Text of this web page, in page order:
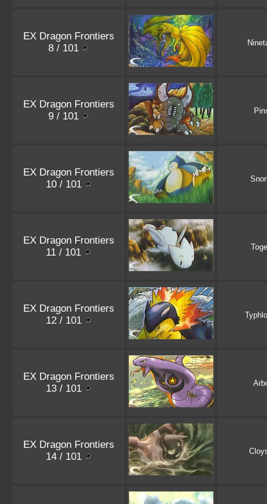
EX Dragon Frontiers
8 / 101
EX Dragon Frontiers
9 / 101
EX Dragon Frontiers
10 / 101
EX Dragon Frontiers
11 / 101
EX Dragon Frontiers
12 / 101
EX Dragon Frontiers
13 / 101
EX Dragon Frontiers
14 / 101